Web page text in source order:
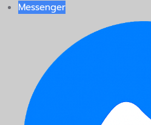
Messenger